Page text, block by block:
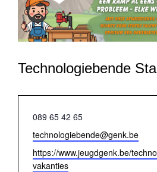
Technologiebende
Telefoon
089 65 42 65
E-
mail
technologiebende@genk.be
Website
https://www.jeugdgenk.be/
vakanties